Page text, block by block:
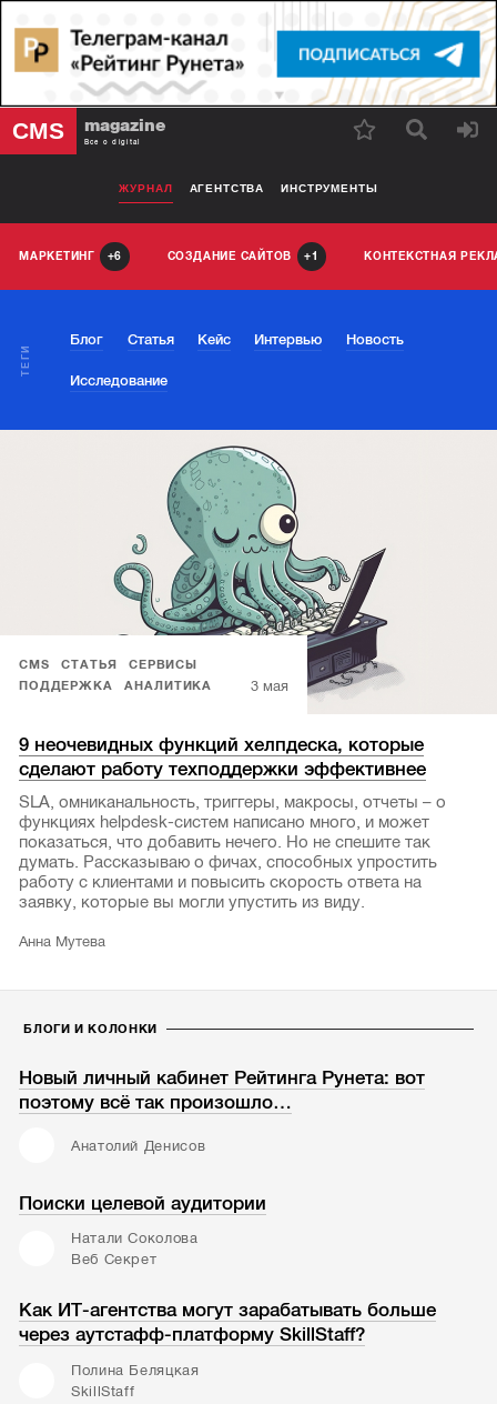
CMS magazine
Все о digital
ЖУРНАЛ АГЕНТСТВА ИНСТРУМЕНТЫ
МАРКЕТИНГ 6 СОЗДАНИЕ САЙТОВ 1 КОНТЕКСТНАЯ
ТЕГИ
Блог Статья Кейс Интервью Новость
Исследование
CMS СТАТЬЯ
СЕРВИСЫ
ПОДДЕРЖКА
АНАЛИТИКА 3 мая
9 неочевидных функций хелпдеска, которые
сделают работу техподдержки эффективнее
SLA, омниканальность, триггеры, макросы, отчеты – о
функциях helpdesk-систем написано много, и может
показаться, что добавить нечего. Но не спешите так
думать. Рассказываю о фичах, способных упростить
работу с клиентами и повысить скорость ответа на
заявку, которые вы могли упустить из виду.
Анна Мутева
БЛОГИ И КОЛОНКИ
Новый личный кабинет Рейтинга Рунета: вот
поэтому всё так произошло…
Анатолий Денисов
Поиски целевой аудитории
Натали Соколова
Веб Секрет
Как ИТ-агентства могут зарабатывать больше
через аутстафф-платформу SkillStaff?
Полина Беляцкая
SkillStaff